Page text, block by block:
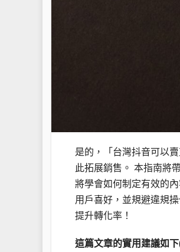
是的，「台灣抖音可以
此拓展銷售。 本指南將
將學會如何制定有效的
用戶喜好，並規避違規
提升轉化率！
這篇文章的實用建議如